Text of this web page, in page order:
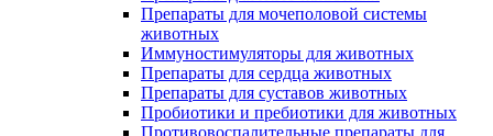
Препараты для мочеполовой системы
животных
Иммуностимуляторы для животных
Препараты для сердца животных
Препараты для суставов животных
Пробиотики и пребиотики для животных
Противовоспалительные препараты для